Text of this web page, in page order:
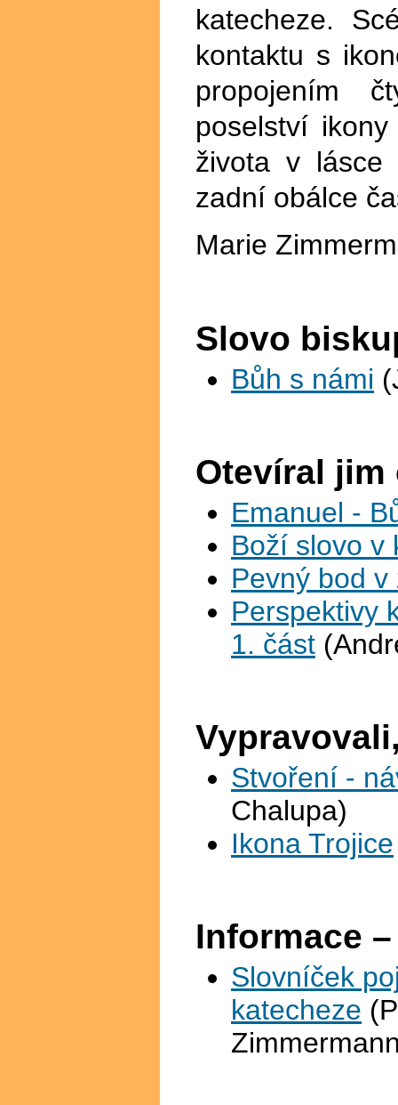
katecheze.
kontaktu s
propojením
poselství
života v
zadní obálce
Marie
Slovo
Bůh s námi
Otevíral jim
Emanuel -
Boží slovo v
Pevný bod
Perspektivy
1. část
Stvoření -
Chalupa)
Ikona Trojice
Informace
Slovníček
katecheze